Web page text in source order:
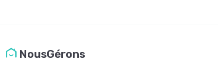
NousGérons